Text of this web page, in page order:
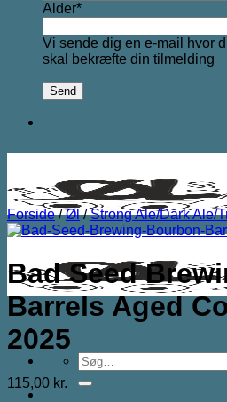
Alder*
Vi sende dig en e-mail hvor
skal bekræfte din tilmelding
Søg
efter:
Forside / Øl / Strong Ale/Dark Ale/
Bad Seed
Barrels Aged
2025
115,00 kr.